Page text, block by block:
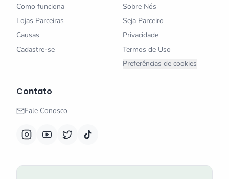
Como funciona
Lojas Parceiras
Causas
Cadastre-se
Sobre Nós
Seja Parceiro
Privacidade
Termos de Uso
Preferências de cookies
Contato
Fale Conosco